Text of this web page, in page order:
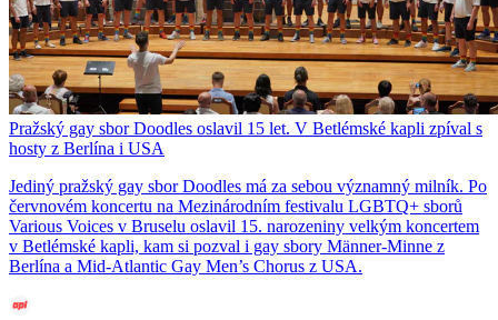
Pražský gay sbor Doodles oslavil 15 let. V Betlémské kapli zpíval s
hosty z Berlína i USA
Jediný pražský gay sbor Doodles má za sebou významný milník. Po
červnovém koncertu na Mezinárodním festivalu LGBTQ+ sborů
Various Voices v Bruselu oslavil 15. narozeniny velkým koncertem
v Betlémské kapli, kam si pozval i gay sbory Männer-Minne z
Berlína a Mid-Atlantic Gay Men’s Chorus z USA.